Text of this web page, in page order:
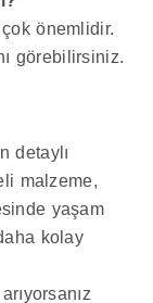
önemlidir.
görebilirsiniz.
detaylı
malzeme,
yaşam
kolay